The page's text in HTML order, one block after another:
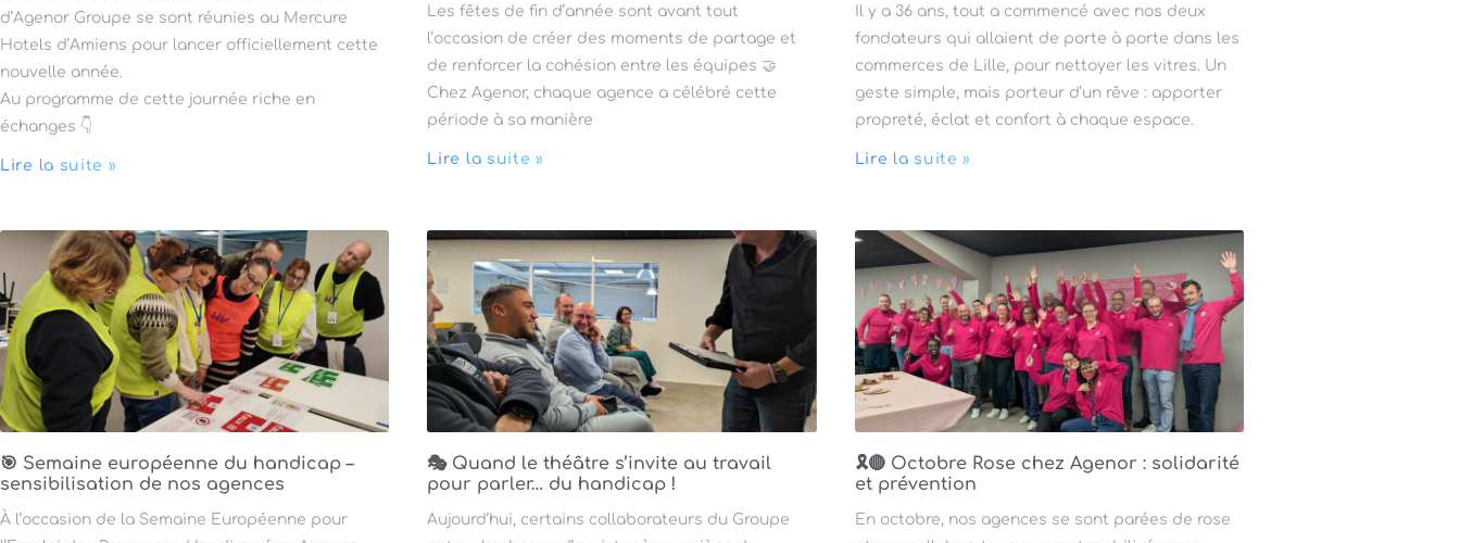
d’Agenor Groupe se sont réunies au Mercure
Hotels d’Amiens pour lancer officiellement cette
nouvelle année.
Au programme de cette journée riche en
échanges 👇
Lire la suite »
Les fêtes de fin d’année sont avant tout
l’occasion de créer des moments de partage et
de renforcer la cohésion entre les équipes 🤝
Chez Agenor, chaque agence a célébré cette
période à sa manière
Lire la suite »
Il y a 36 ans, tout a commencé avec nos deux
fondateurs qui allaient de porte à porte dans les
commerces de Lille, pour nettoyer les vitres. Un
geste simple, mais porteur d’un rêve : apporter
propreté, éclat et confort à chaque espace.
Lire la suite »
🎯 Semaine européenne du handicap –
sensibilisation de nos agences
À l’occasion de la Semaine Européenne pour
🎭 Quand le théâtre s’invite au travail
pour parler… du handicap !
Aujourd’hui, certains collaborateurs du Groupe
🎗️🔴 Octobre Rose chez Agenor : solidarité
et prévention
En octobre, nos agences se sont parées de rose